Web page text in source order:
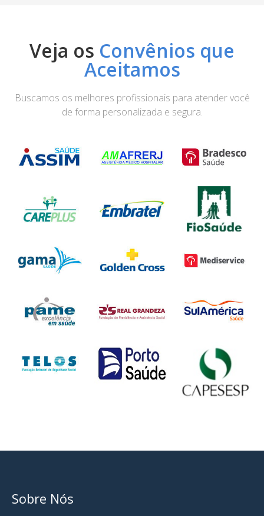
Veja os Convênios que
Aceitamos
Buscamos os melhores profissionais para atender você
de forma personalizada e segura.
Sobre Nós